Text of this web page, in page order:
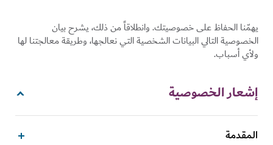
يهمّنا الحفاظ على خصوصيتك. وانطلاقاً من ذلك، يشرح بيان
الخصوصية التالي البيانات الشخصية التي نعالجها، وطريقة معالجتنا لها
ولأي أسباب.
إشعار الخصوصية
المقدمة